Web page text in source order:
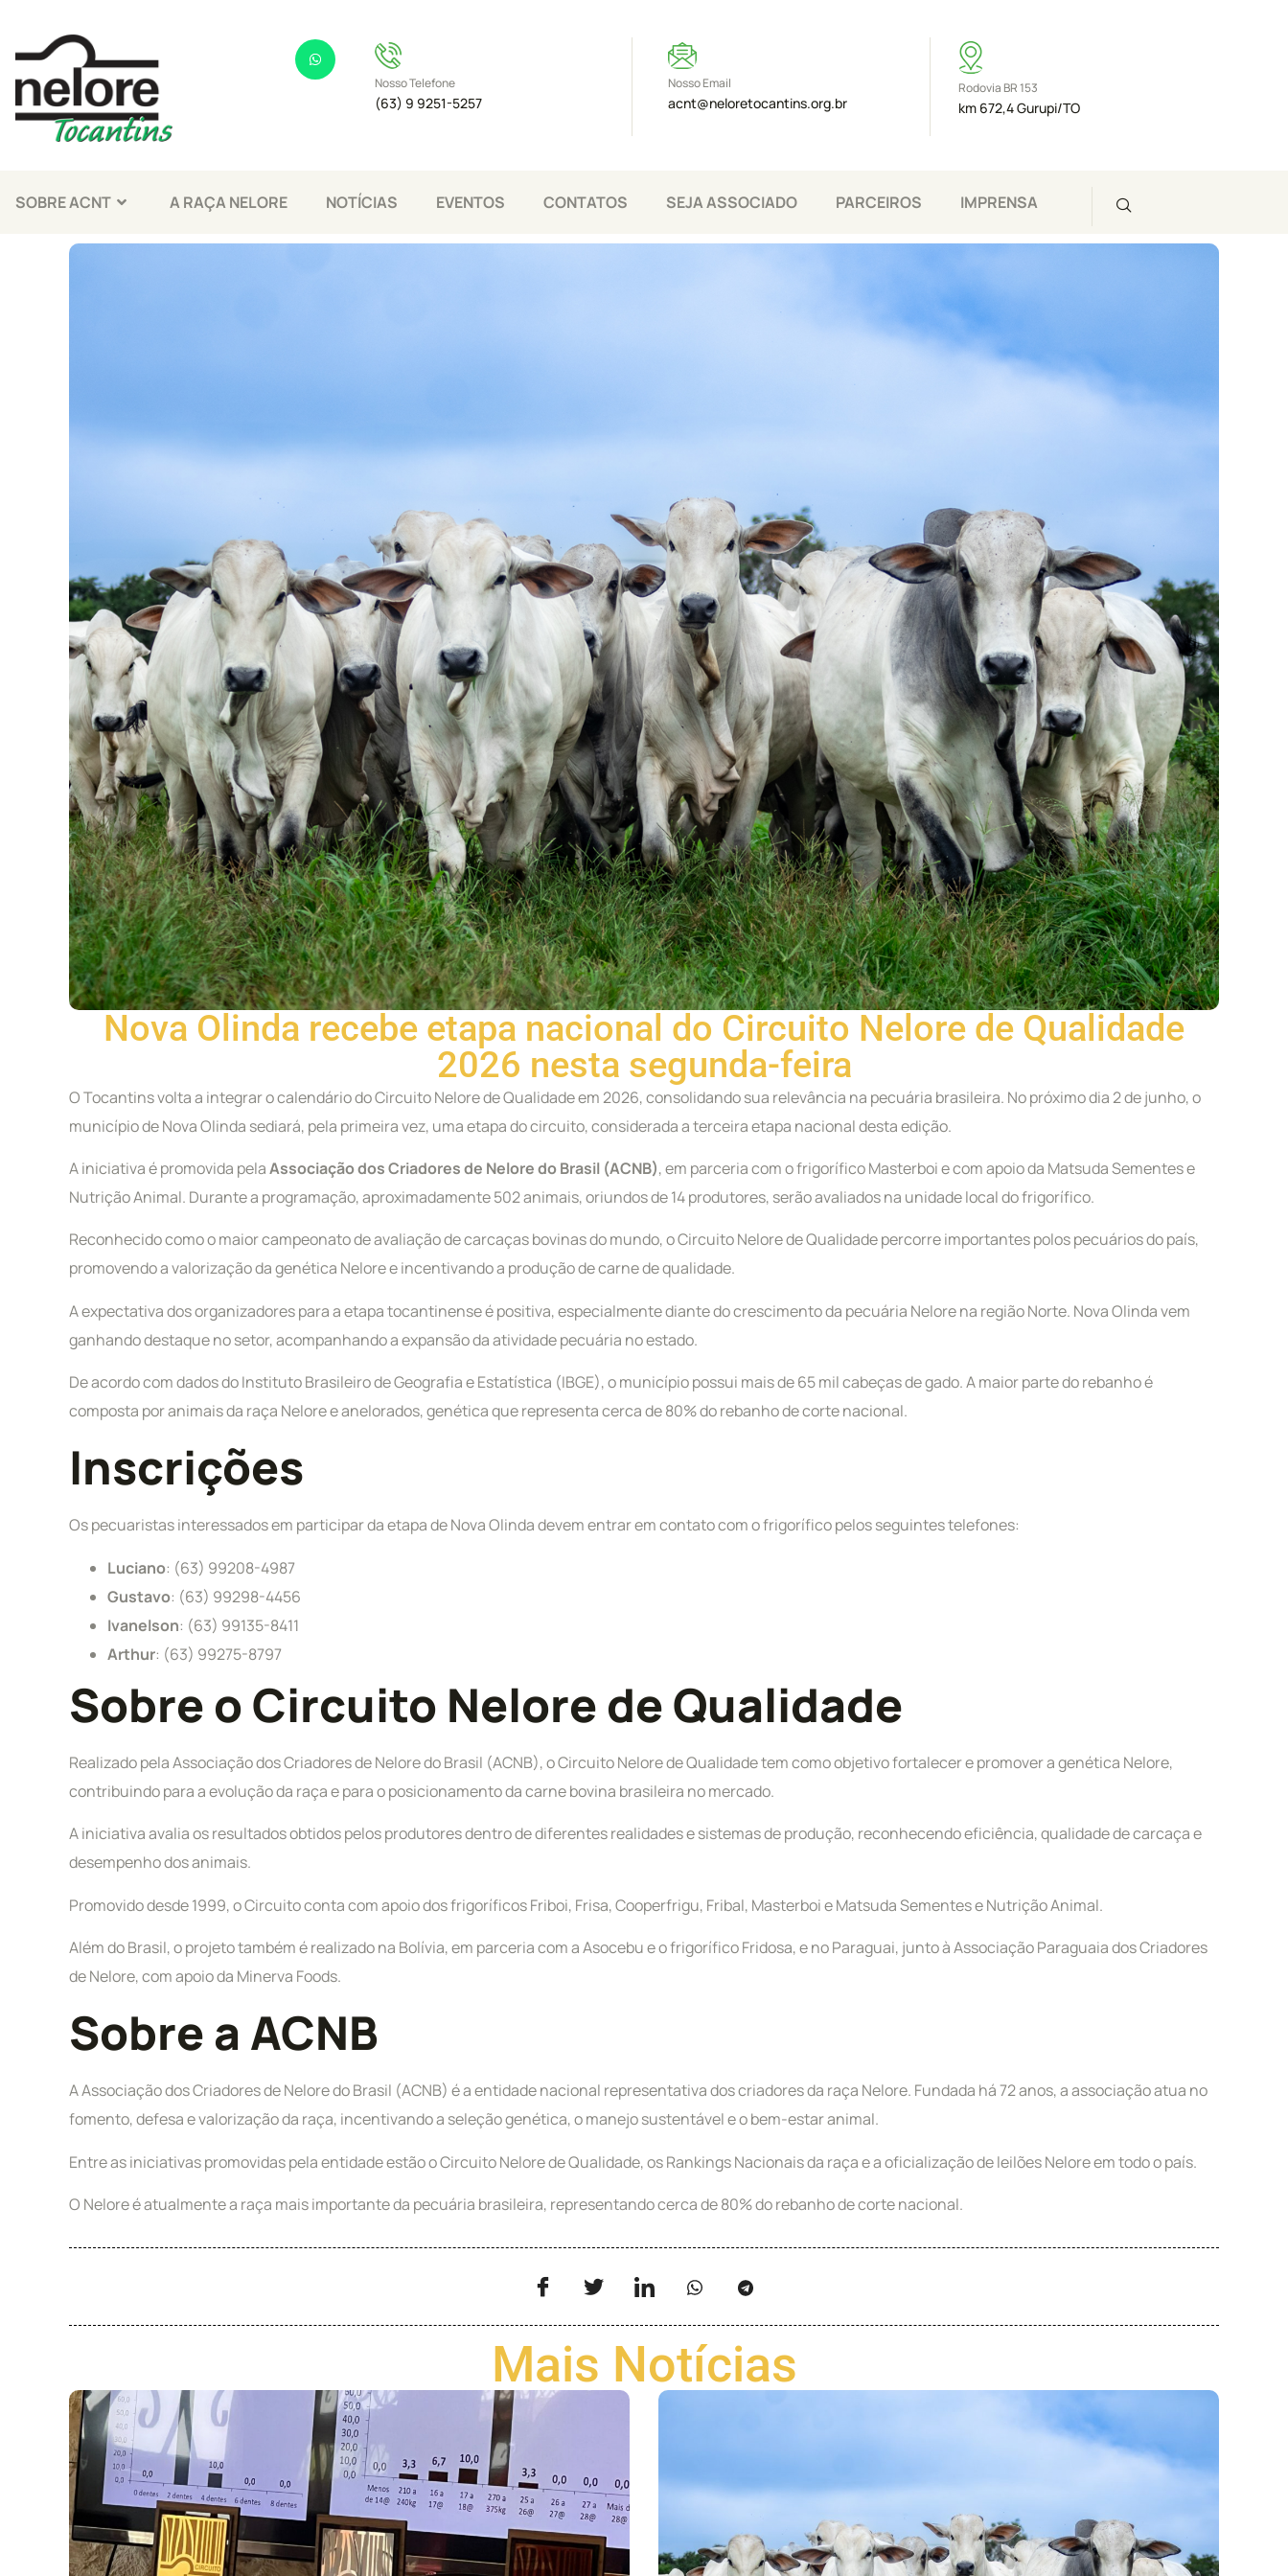
Nosso Telefone
(63) 9 9251-5257
Nosso Email
acnt@neloretocantins.org.br
Rodovia BR 153
km 672,4 Gurupi/TO
SOBRE ACNT A RAÇA NELORE NOTÍCIAS EVENTOS CONTATOS SEJA ASSOCIADO PARCEIROS IMPRENSA
Nova Olinda recebe etapa nacional do Circuito Nelore de Qualidade
2026 nesta segunda-feira
O Tocantins volta a integrar o calendário do Circuito Nelore de Qualidade em 2026, consolidando sua relevância na pecuária brasileira. No próximo dia 2 de junho, o
município de Nova Olinda sediará, pela primeira vez, uma etapa do circuito, considerada a terceira etapa nacional desta edição.
A iniciativa é promovida pelaAssociação dos Criadores de Nelore do Brasil (ACNB), em parceria com o frigorífico Masterboi e com apoio da Matsuda Sementes e
Nutrição Animal. Durante a programação, aproximadamente 502 animais, oriundos de 14 produtores, serão avaliados na unidade local do frigorífico.
Reconhecido como o maior campeonato de avaliação de carcaças bovinas do mundo, o Circuito Nelore de Qualidade percorre importantes polos pecuários do país,
promovendo a valorização da genética Nelore e incentivando a produção de carne de qualidade.
A expectativa dos organizadores para a etapa tocantinense é positiva, especialmente diante do crescimento da pecuária Nelore na região Norte. Nova Olinda vem
ganhando destaque no setor, acompanhando a expansão da atividade pecuária no estado.
De acordo com dados do Instituto Brasileiro de Geografia e Estatística (IBGE), o município possui mais de 65 mil cabeças de gado. A maior parte do rebanho é
composta por animais da raça Nelore e anelorados, genética que representa cerca de 80% do rebanho de corte nacional.
Inscrições
Os pecuaristas interessados em participar da etapa de Nova Olinda devem entrar em contato com o frigorífico pelos seguintes telefones:
Luciano: (63) 99208-4987
Gustavo: (63) 99298-4456
Ivanelson: (63) 99135-8411
Arthur: (63) 99275-8797
Sobre o Circuito Nelore de Qualidade
Realizado pela Associação dos Criadores de Nelore do Brasil (ACNB), o Circuito Nelore de Qualidade tem como objetivo fortalecer e promover a genética Nelore,
contribuindo para a evolução da raça e para o posicionamento da carne bovina brasileira no mercado.
A iniciativa avalia os resultados obtidos pelos produtores dentro de diferentes realidades e sistemas de produção, reconhecendo eficiência, qualidade de carcaça e
desempenho dos animais.
Promovido desde 1999, o Circuito conta com apoio dos frigoríficos Friboi, Frisa, Cooperfrigu, Fribal, Masterboi e Matsuda Sementes e Nutrição Animal.
Além do Brasil, o projeto também é realizado na Bolívia, em parceria com a Asocebu e o frigorífico Fridosa, e no Paraguai, junto à Associação Paraguaia dos Criadores
de Nelore, com apoio da Minerva Foods.
Sobre a ACNB
A Associação dos Criadores de Nelore do Brasil (ACNB) é a entidade nacional representativa dos criadores da raça Nelore. Fundada há 72 anos, a associação atua no
fomento, defesa e valorização da raça, incentivando a seleção genética, o manejo sustentável e o bem-estar animal.
Entre as iniciativas promovidas pela entidade estão o Circuito Nelore de Qualidade, os Rankings Nacionais da raça e a oficialização de leilões Nelore em todo o país.
O Nelore é atualmente a raça mais importante da pecuária brasileira, representando cerca de 80% do rebanho de corte nacional.
Mais Notícias